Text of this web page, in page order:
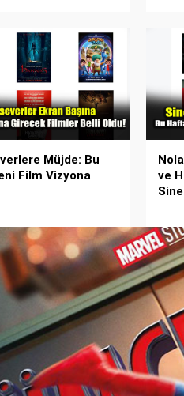
Müjde: Bu
Film Vizyona
ve